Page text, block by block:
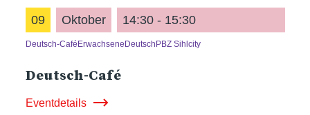
09 Oktober 14:30 - 15:30
Deutsch-CaféErwachseneDeutschPBZ Sihlcity
Deutsch-Café
Eventdetails